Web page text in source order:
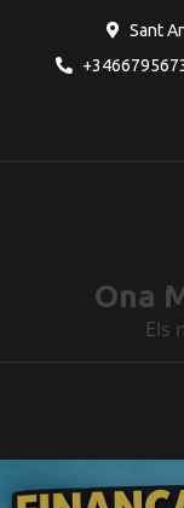
Sant
Ona
Els